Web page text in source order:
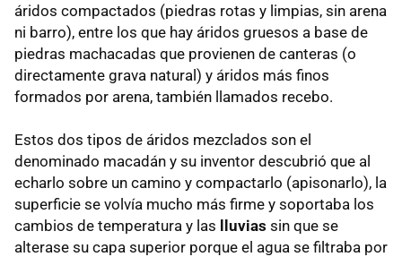
áridos compactados (piedras rotas y limpias, sin arena
ni barro), entre los que hay áridos gruesos a base de
piedras machacadas que provienen de canteras (o
directamente grava natural) y áridos más finos
formados por arena, también llamados recebo.
Estos dos tipos de áridos mezclados son el
denominado macadán y su inventor descubrió que al
echarlo sobre un camino y compactarlo (apisonarlo), la
superficie se volvía mucho más firme y soportaba los
cambios de temperatura y las lluvias sin que se
alterase su capa superior porque el agua se filtraba por